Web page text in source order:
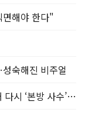
해야 한다"
숙해진 비주얼
[김민서의 AI가-중계] 골라 보던 OTT, 왜 다시 ‘본방 사수’를 부르나